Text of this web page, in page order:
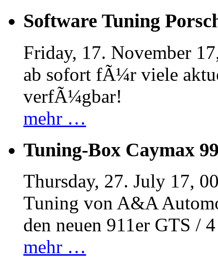
Software Tuning
Friday, 17. November
ab sofort fÃ¼r viele
verfÃ¼gbar!
mehr …
Tuning-Box Caymax
Thursday, 27. July 17,
Tuning von A&A
den neuen 911er GTS /
mehr …